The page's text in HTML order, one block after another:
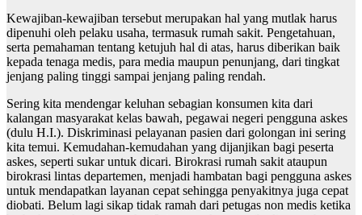
Kewajiban-kewajiban tersebut merupakan hal yang mutlak harus
dipenuhi oleh pelaku usaha, termasuk rumah sakit. Pengetahuan,
serta pemahaman tentang ketujuh hal di atas, harus diberikan baik
kepada tenaga medis, para media maupun penunjang, dari tingkat
jenjang paling tinggi sampai jenjang paling rendah.
Sering kita mendengar keluhan sebagian konsumen kita dari
kalangan masyarakat kelas bawah, pegawai negeri pengguna askes
(dulu H.I.). Diskriminasi pelayanan pasien dari golongan ini sering
kita temui. Kemudahan-kemudahan yang dijanjikan bagi peserta
askes, seperti sukar untuk dicari. Birokrasi rumah sakit ataupun
birokrasi lintas departemen, menjadi hambatan bagi pengguna askes
untuk mendapatkan layanan cepat sehingga penyakitnya juga cepat
diobati. Belum lagi sikap tidak ramah dari petugas non medis ketika